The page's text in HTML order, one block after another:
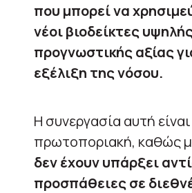
που μπορεί να
νέοι βιοδείκτες
προγνωστικής αξίας
εξέλιξη της νόσου.
Η συνεργασία αυτή είναι
πρωτοποριακή, καθώς
δεν έχουν υπάρξει
προσπάθειες σε